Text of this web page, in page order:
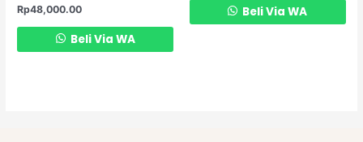
Rp48,000.00
Beli Via WA
Beli Via WA